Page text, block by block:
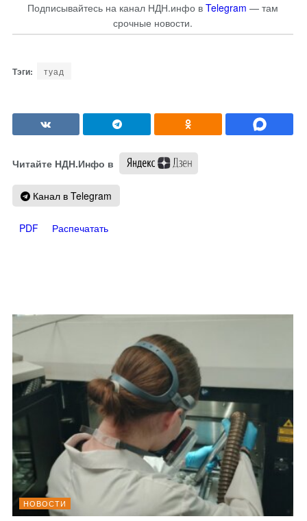
Подписывайтесь на канал НДН.инфо в Telegram — там
срочные новости.
туад
Читайте НДН.Инфо в
Канал в Telegram
PDF Распечатать
НОВОСТИ